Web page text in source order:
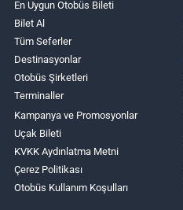
En Uygun Otobüs Bileti
Bilet Al
Tüm Seferler
Destinasyonlar
Otobüs Şirketleri
Terminaller
Kampanya ve Promosyonlar
Uçak Bileti
KVKK Aydınlatma Metni
Çerez Politikası
Otobüs Kullanım Koşulları